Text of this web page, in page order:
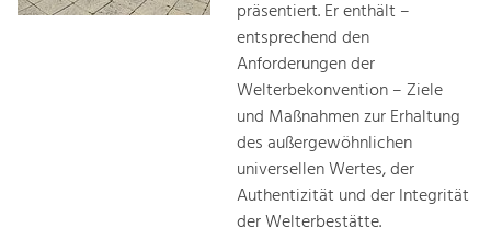
präsentiert. Er enthält –
entsprechend den
Anforderungen der
Welterbekonvention – Ziele
und Maßnahmen zur Erhaltung
des außergewöhnlichen
universellen Wertes, der
Authentizität und der Integrität
der Welterbestätte.